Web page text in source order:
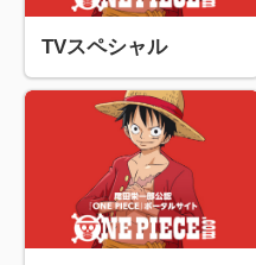
TVスペシャル